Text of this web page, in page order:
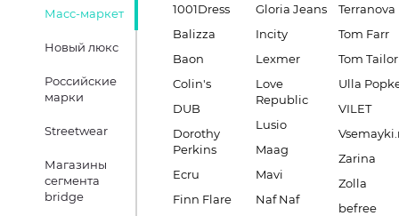
Масс-маркет
Новый люкс
Российские
марки
Streetwear
Магазины
сегмента
bridge
1001Dress
Balizza
Baon
Colin's
DUB
Dorothy
Perkins
Ecru
Finn Flare
Gloria Jeans
Incity
Lexmer
Love
Republic
Lusio
Maag
Mavi
Naf Naf
Terranova
Tom Farr
Tom Tailor
Ulla
VILET
Zarina
Zolla
befree